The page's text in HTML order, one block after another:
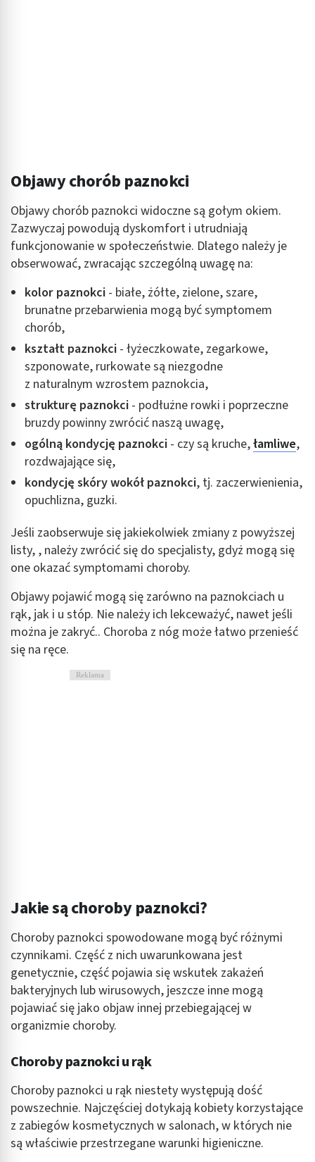
Objawy chorób paznokci
Objawy chorób paznokci widoczne są gołym okiem.
Zazwyczaj powodują dyskomfort i utrudniają
funkcjonowanie w społeczeństwie. Dlatego należy je
obserwować, zwracając szczególną uwagę na:
kolor paznokci - białe, żółte, zielone, szare,
brunatne przebarwienia mogą być symptomem
chorób,
kształt paznokci - łyżeczkowate, zegarkowe,
szponowate, rurkowate są niezgodne
z naturalnym wzrostem paznokcia,
strukturę paznokci - podłużne rowki i poprzeczne
bruzdy powinny zwrócić naszą uwagę,
ogólną kondycję paznokci - czy są kruche,łamliwe,
rozdwajające się,
kondycję skóry wokół paznokci, tj. zaczerwienienia,
opuchlizna, guzki.
Jeśli zaobserwuje się jakiekolwiek zmiany z powyższej
listy, , należy zwrócić się do specjalisty, gdyż mogą się
one okazać symptomami choroby.
Objawy pojawić mogą się zarówno na paznokciach u
rąk, jak i u stóp. Nie należy ich lekceważyć, nawet jeśli
można je zakryć.. Choroba z nóg może łatwo przenieść
się na ręce.
Reklama
Jakie są choroby paznokci?
Choroby paznokci spowodowane mogą być różnymi
czynnikami. Część z nich uwarunkowana jest
genetycznie, część pojawia się wskutek zakażeń
bakteryjnych lub wirusowych, jeszcze inne mogą
pojawiać się jako objaw innej przebiegającej w
organizmie choroby.
Choroby paznokci u rąk
Choroby paznokci u rąk niestety występują dość
powszechnie. Najczęściej dotykają kobiety korzystające
z zabiegów kosmetycznych w salonach, w których nie
są właściwie przestrzegane warunki higieniczne.